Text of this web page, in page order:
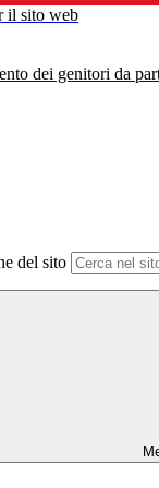
il sito web
dei genitori da
del sito